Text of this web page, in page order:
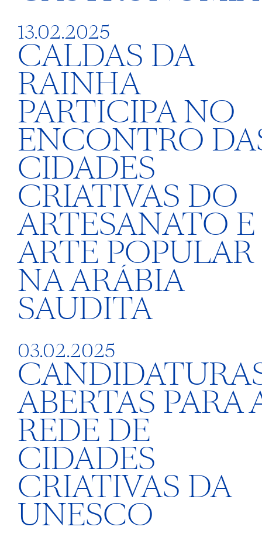
13.02.2025
CALDAS DA
RAINHA
PARTICIPA NO
ENCONTRO
CIDADES
CRIATIVAS DO
ARTESANATO E
ARTE POPULAR
NA ARÁBIA
SAUDITA
03.02.2025
ABERTAS PARA
REDE DE
CIDADES
CRIATIVAS DA
UNESCO